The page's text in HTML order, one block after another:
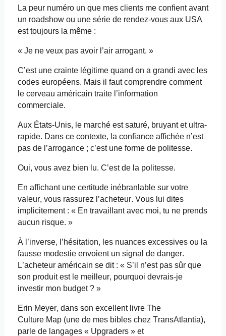
La peur numéro un que mes clients me confient avant
un roadshow ou une série de rendez-vous aux USA
est toujours la même :
« Je ne veux pas avoir l’air arrogant. »
C’est une crainte légitime quand on a grandi avec les
codes européens. Mais il faut comprendre comment
le cerveau américain traite l’information
commerciale.
Aux États-Unis, le marché est saturé, bruyant et ultra-
rapide. Dans ce contexte, la confiance affichée n’est
pas de l’arrogance ; c’est une forme de politesse.
Oui, vous avez bien lu. C’est de la politesse.
En affichant une certitude inébranlable sur votre
valeur, vous rassurez l’acheteur. Vous lui dites
implicitement : « En travaillant avec moi, tu ne prends
aucun risque. »
À l’inverse, l’hésitation, les nuances excessives ou la
fausse modestie envoient un signal de danger.
L’acheteur américain se dit : « S’il n’est pas sûr que
son produitestle meilleur, pourquoi devrais-je
investir mon budget ? »
Erin Meyer, dans son excellent livre The
Culture Map(une de mes bibles chez TransAtlantia),
parle de langages « Upgraders» et